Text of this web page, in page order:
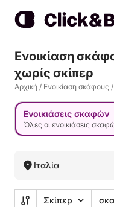
Ενοικίαση
χωρίς σκίπερ
Αρχική / Ενοικίαση σκάφους /
Ενοικιάσεις σκαφών
Όλες οι ενοικιάσεις
Ιταλία
Σκίπερ